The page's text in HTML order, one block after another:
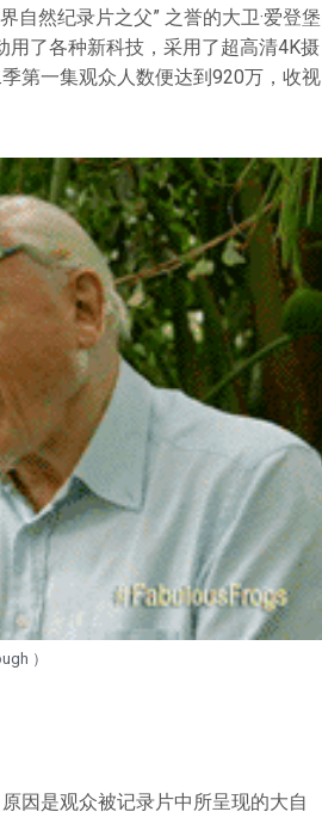
自然纪录片之父” 之誉的大卫·爱登堡
用了各种新科技，采用了超高清4K摄
第一集观众人数便达到920万，收视
）
因是观众被记录片中所呈现的大自